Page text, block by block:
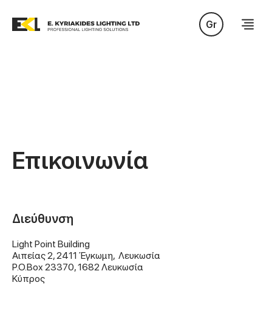
Gr
Επικοινωνία
Διεύθυνση
Light Point Building
‍Αιπείας 2, 2411 Έγκωμη, Λευκωσία
P.O.Box 23370, 1682 Λευκωσία
Κύπρος